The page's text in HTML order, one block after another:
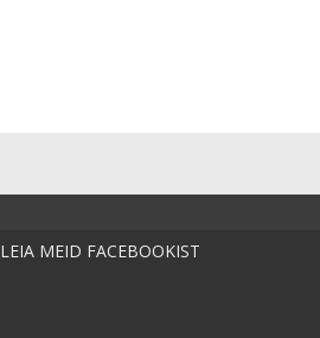
LEIA MEID FACEBOOKIST